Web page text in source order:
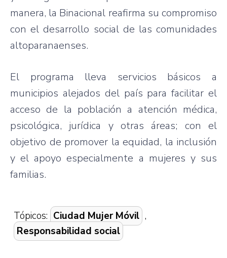
manera, la Binacional reafirma su compromiso
con el desarrollo social de las comunidades
altoparanaenses.
El programa lleva servicios básicos a
municipios alejados del país para facilitar el
acceso de la población a atención médica,
psicológica, jurídica y otras áreas; con el
objetivo de promover la equidad, la inclusión
y el apoyo especialmente a mujeres y sus
familias.
Tópicos: Ciudad Mujer Móvil ,
Responsabilidad social